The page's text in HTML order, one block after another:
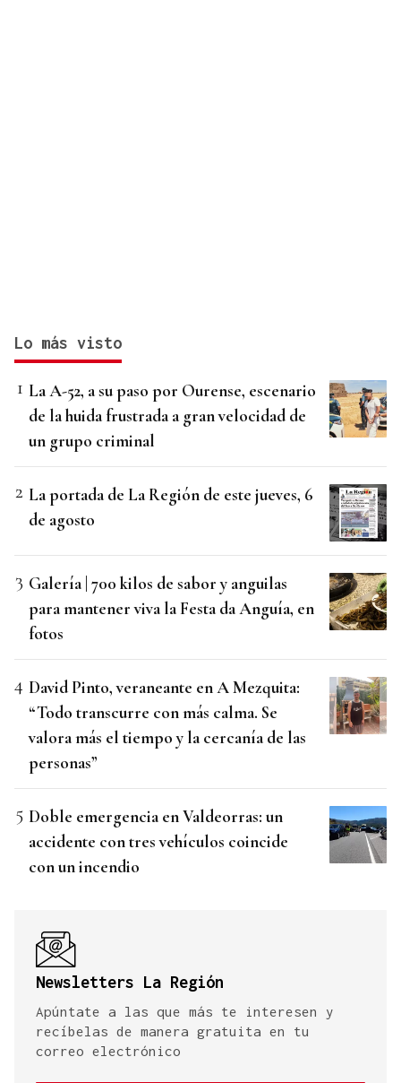
Lo más visto
La A-52, a su paso por Ourense, escenario
de la huida frustrada a gran velocidad de
un grupo criminal
La portada de La Región de este jueves, 6
de agosto
Galería | 700 kilos de sabor y anguilas
para mantener viva la Festa da Anguía, en
fotos
David Pinto, veraneante en A Mezquita:
“Todo transcurre con más calma. Se
valora más el tiempo y la cercanía de las
personas”
Doble emergencia en Valdeorras: un
accidente con tres vehículos coincide
con un incendio
Newsletters La Región
Apúntate a las que más te interesen y
recíbelas de manera gratuita en tu
correo electrónico